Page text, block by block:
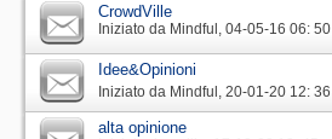
CrowdVille
Iniziato da Mindful‎, 04-05-16 06: 50
Idee&Opinioni
Iniziato da Mindful‎, 20-01-20 12: 36
alta opinione